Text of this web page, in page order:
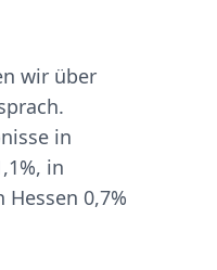
wir über
in
in
0,7%